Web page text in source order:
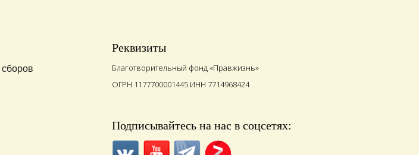
Реквизиты
Благотворительный фонд «Правжизнь»
ОГРН 1177700001445 ИНН 7714968424
Подписывайтесь на нас в соцсетях: